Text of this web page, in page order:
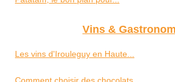
Vins &
Les vins d'Irouleguy en Haute...